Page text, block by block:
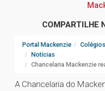
COMPARTILHE
Portal Mackenzie Colégios
Notícias
Chancelaria Mackenzie
A Chancelaria do